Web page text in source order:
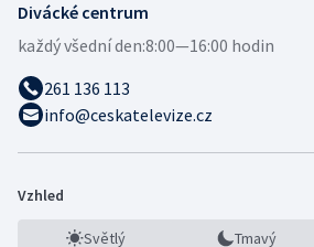
Divácké centrum
každý všední den:8:00—16:00 hodin
261 136 113
info@ceskatelevize.cz
Vzhled
Světlý Tmavý